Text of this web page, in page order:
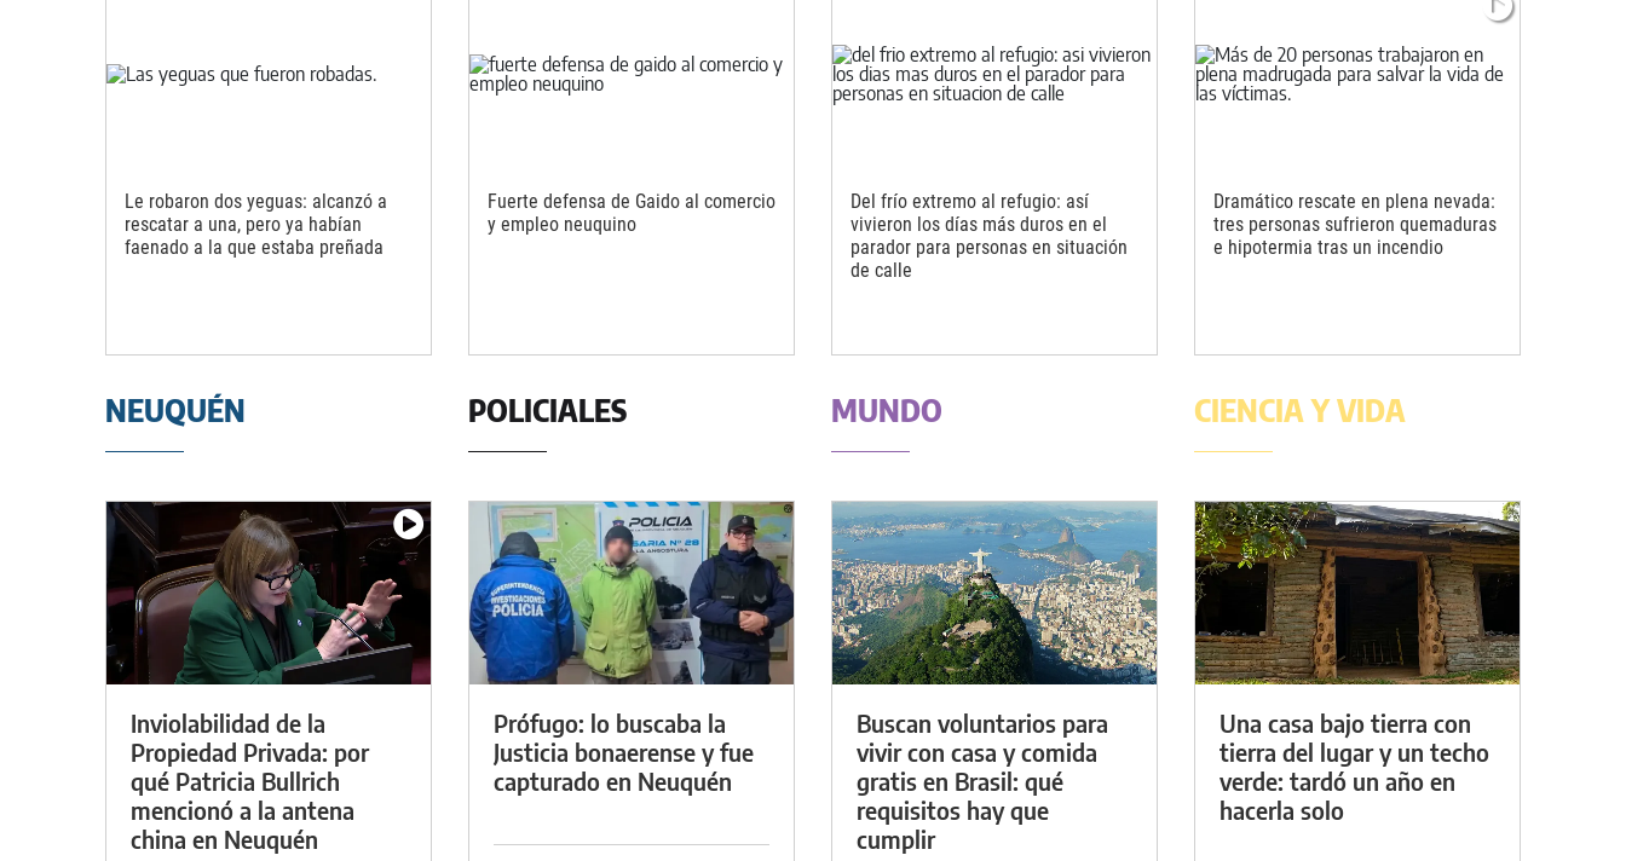
Le robaron dos yeguas: alcanzó a
rescatar a una, pero ya habían
faenado a la que estaba preñada
Fuerte defensa de Gaido al comercio
y empleo neuquino
Del frío extremo al refugio: así
vivieron los días más duros en el
parador para personas en situación
de calle
Dramático rescate en plena nevada:
tres personas sufrieron quemaduras
e hipotermia tras un incendio
NEUQUÉN
Inviolabilidad de la
Propiedad Privada: por
qué Patricia Bullrich
mencionó a la antena
china en Neuquén
POLICIALES
Prófugo: lo buscaba la
Justicia bonaerense y fue
capturado en Neuquén
MUNDO
Buscan voluntarios para
vivir con casa y comida
gratis en Brasil: qué
requisitos hay que
cumplir
CIENCIA Y VIDA
Una casa bajo tierra con
tierra del lugar y un techo
verde: tardó un año en
hacerla solo